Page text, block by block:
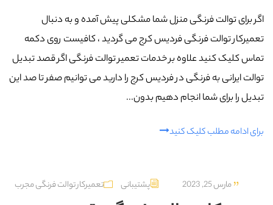
اگر برای توالت فرنگی منزل شما مشکلی پیش آمده و به دنبال
تعمیرکار توالت فرنگی فردیس کرج می گردید ، کافیست روی دکمه
تماس کلیک کنید علاوه بر خدمات تعمیر توالت فرنگی اگر قصد تبدیل
توالت ایرانی به فرنگی در فردیس کرج را دارید می توانیم صفر تا صد این
تبدیل را برای شما انجام دهیم بدون...
برای ادامه مطلب کلیک کنید
مارس 25, 2023 پشتیبانی تعمیرکار توالت فرنگی مجرب